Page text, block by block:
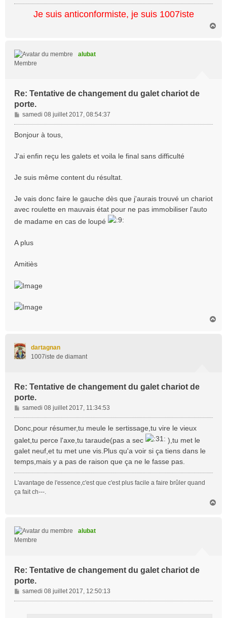
e
Je suis anticonformiste, je suis 1007iste
alubat
Membre
Re: Tentative de changement du galet chariot de
porte.
M
e
g
samedi 08 juillet 2017, 08:54:37
Bonjour à tous,
J'ai enfin reçu les galets et voila le final sans difficulté
Je suis même content du résultat.
Je vais donc faire le gauche dès que j'aurais trouvé un chariot
avec roulette en mauvais état pour ne pas immobiliser l'auto
de madame en cas de loupé
A plus
Amitiès
dartagnan
1007iste de diamant
Re: Tentative de changement du galet chariot de
porte.
M
e
s
a
g
e
samedi 08 juillet 2017, 11:34:53
Donc,pour résumer,tu meule le sertissage,tu vire le vieux
galet,tu perce l'axe,tu taraude(pas a sec
),tu met le
galet neuf,et tu met une vis.Plus qu'a voir si ça tiens dans le
temps,mais y a pas de raison que ça ne le fasse pas.
L'avantage de l'essence,c'est que c'est plus facile a faire brûler quand
ça fait ch---.
alubat
Membre
Re: Tentative de changement du galet chariot de
porte.
M
e
samedi 08 juillet 2017, 12:50:13